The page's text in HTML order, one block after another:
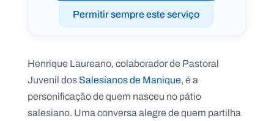
Permitir sempre este serviço
Henrique Laureano, colaborador de Pastoral
Juvenil dosSalesianos de Manique, é a
personificação de quem nasceu no pátio
salesiano. Uma conversa alegre de quem partilha
Recursos
Notícias
P